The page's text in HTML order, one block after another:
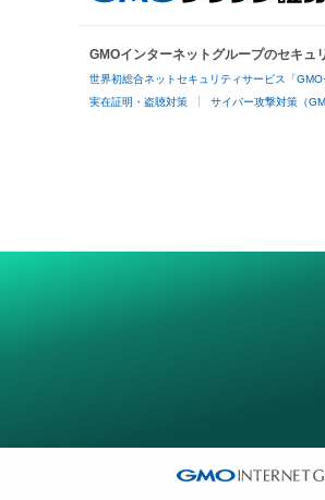
GMOインターネットグループのセキュ
世界初総合ネットセキュリティサービス「GMO
実在証明・盗聴対策 サイバー攻撃対策（